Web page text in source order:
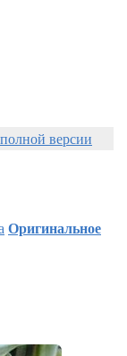
версии
Оригинальное